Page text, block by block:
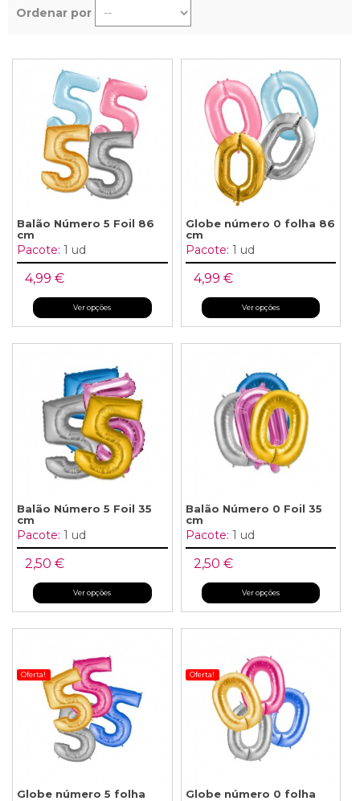
Ordenar por
Balão Número 5 Foil 86
cm
Pacote: 1 ud
4,99 €
Ver opções
Globe número 0 folha 86
cm
Pacote: 1 ud
4,99 €
Ver opções
Balão Número 5 Foil 35
cm
Pacote: 1 ud
2,50 €
Ver opções
Balão Número 0 Foil 35
cm
Pacote: 1 ud
2,50 €
Ver opções
Oferta!
Globe número 5 folha
Oferta!
Globe número 0 folha